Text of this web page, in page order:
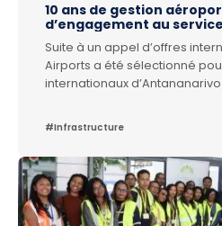
10 ans de gestion
d’engagement au
Suite à un appel d’offres
Airports a été sélectionné
internationaux
maintenance et le
aéroports. Ensemble, avec
aéroportuaire et toutes les
avons travaillé pour
#Infrastructure